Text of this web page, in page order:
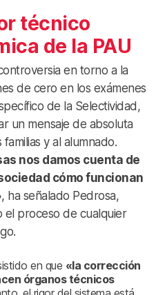
técnico
de la PAU
en torno a la
de cero en los exámenes
de la Selectividad,
un mensaje de absoluta
y al alumnado.
nos damos cuenta de
cómo funcionan
, ha señalado Pedrosa,
proceso de cualquier
.
en que «la corrección
órganos técnicos